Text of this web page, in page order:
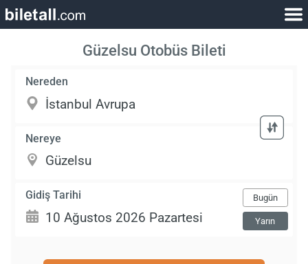
Güzelsu Otobüs Bileti
Nereden
Nereye
Gidiş Tarihi Bugün
Yarın